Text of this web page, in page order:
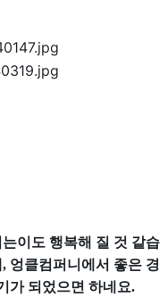
이도 행복해 질 것 같습
엉클컴퍼니에서 좋은 경
가 되었으면 하네요.